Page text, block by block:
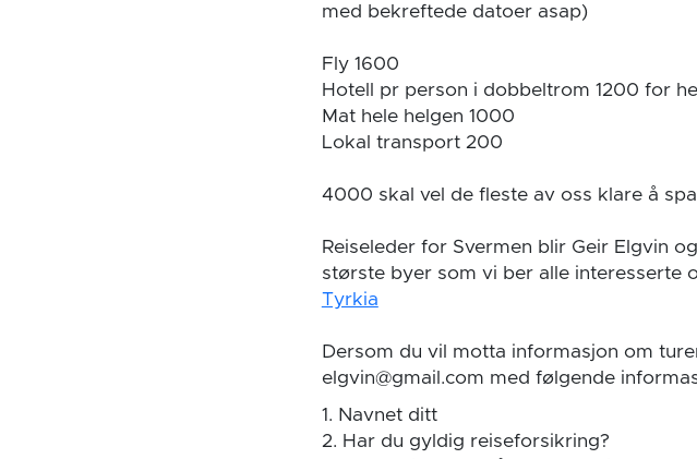
med bekreftede datoer asap)
Fly 1600
Hotell pr person i dobbeltrom 1200 for
Mat hele helgen 1000
Lokal transport 200
4000 skal vel de fleste av oss klare å
Reiseleder for Svermen blir Geir Elgvin
største byer som vi ber alle interesserte
Tyrkia
Dersom du vil motta informasjon om
elgvin@gmail.com med følgende
1. Navnet ditt
2. Har du gyldig reiseforsikring?